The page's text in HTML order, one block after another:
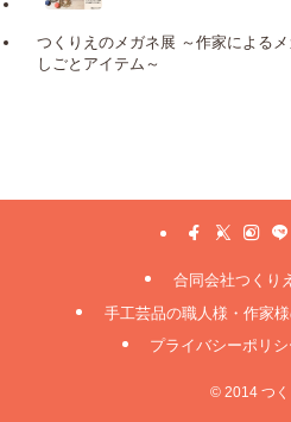
つくりえのメガネ展 ～作家による
しごとアイテム～
合同会社つくり
手工芸品の職人様・作家
プライバシーポリシ
© 2014 つく